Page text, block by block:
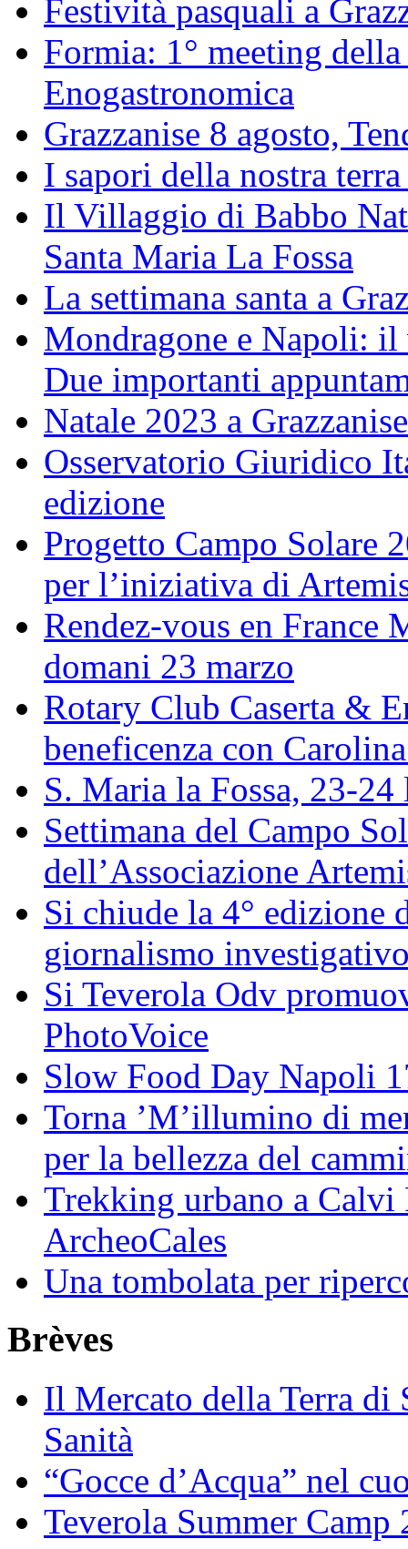
Festività pasquali a
Formia: 1° meeting
Enogastronomica
Grazzanise 8 agosto,
I sapori della nostra
Il Villaggio di Babbo
Santa Maria La Fossa
La settimana santa a
Mondragone e Napoli:
Due importanti
Natale 2023 a
Osservatorio Giuridico
edizione
Progetto Campo Solare
per l’iniziativa di
Rendez-vous en France
domani 23 marzo
Rotary Club Caserta &
beneficenza con
S. Maria la Fossa, 23-
Settimana del Campo
dell’Associazione
Si chiude la 4° edizione
giornalismo
Si Teverola Odv
PhotoVoice
Slow Food Day Napoli
Torna ’M’illumino di
per la bellezza del
Trekking urbano a Calvi
ArcheoCales
Una tombolata per
Brèves
Il Mercato della Terra
Sanità
“Gocce d’Acqua” nel
Teverola Summer Camp